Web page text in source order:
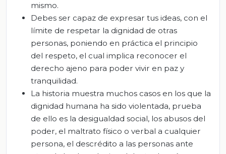
mismo.
Debes ser capaz de expresar tus ideas, con el
límite de respetar la dignidad de otras
personas, poniendo en práctica el principio
del respeto, el cual implica reconocer el
derecho ajeno para poder vivir en paz y
tranquilidad.
La historia muestra muchos casos en los que la
dignidad humana ha sido violentada, prueba
de ello es la desigualdad social, los abusos del
poder, el maltrato físico o verbal a cualquier
persona, el descrédito a las personas ante